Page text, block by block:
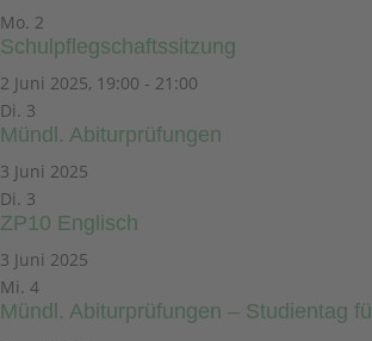
Mo. 2
Schulpflegschaftssitzung
2 Juni 2025, 19:00 - 21:00
Di. 3
Mündl. Abiturprüfungen
3 Juni 2025
Di. 3
ZP10 Englisch
3 Juni 2025
Mi. 4
Mündl. Abiturprüfungen – Studientag